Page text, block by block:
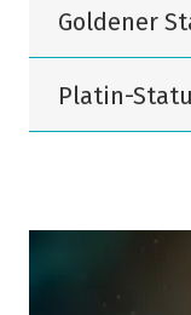
Goldener
Platin-